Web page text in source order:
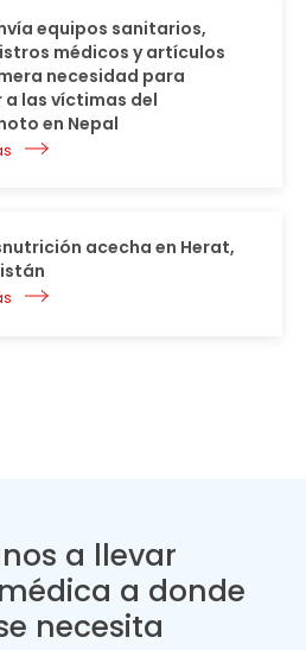
equipos sanitarios,
médicos y artículos
necesidad para
a las víctimas del
en Nepal
acecha en Herat,
a llevar
a donde
necesita